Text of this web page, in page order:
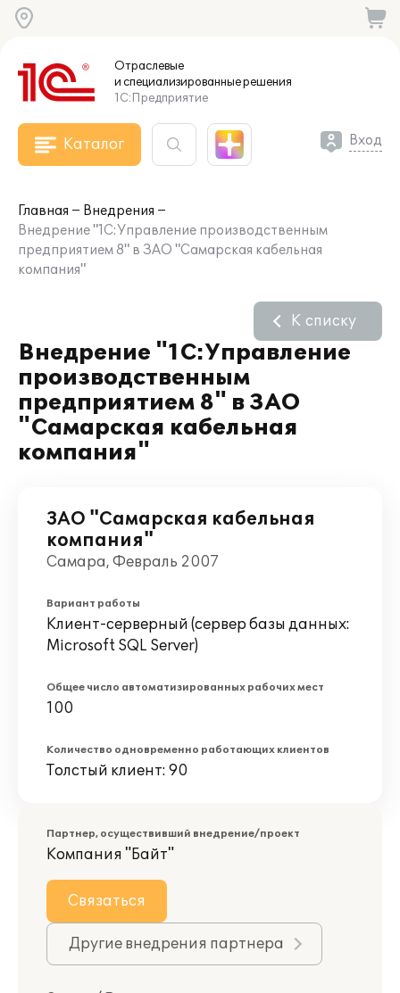
Отраслевые
и специализированныерешения
1С:Предприятие
Каталог Вход
Главная
Внедрения
Внедрение "1С:Управление производственным
предприятием 8" в ЗАО "Самарская кабельная
компания"
Внедрение "1С:Управление
производственным
предприятием 8" в ЗАО
"Самарская кабельная
компания"
К списку
ЗАО "Самарская кабельная
компания"
Самара, Февраль 2007
Вариант работы
Клиент-серверный (сервер базы данных:
Microsoft SQL Server)
Общее число автоматизированных рабочих мест
100
Количество одновременно работающих клиентов
Толстый клиент: 90
Партнер, осуществивший внедрение/проект
Компания "Байт"
Связаться
Другие внедрения партнера